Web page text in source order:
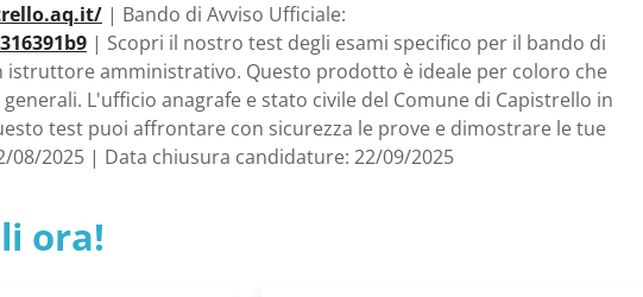
| Bando di Avviso Ufficiale:
| Scopri il nostro test degli esami specifico per il bando di
amministrativo. Questo prodotto è ideale per coloro che
L'ufficio anagrafe e stato civile del Comune di Capistrello in
test puoi affrontare con sicurezza le prove e dimostrare le tue
2025 | Data chiusura candidature: 22/09/2025
ora!